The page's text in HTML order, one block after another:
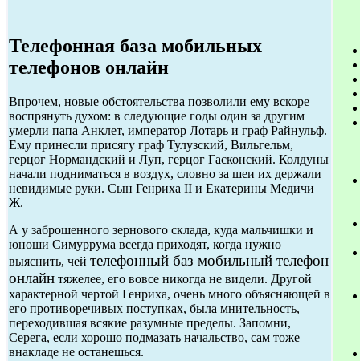
Телефонная база мобильных
телефонов онлайн
Впрочем, новые обстоятельства позволили ему вскоре
воспрянуть духом: в следующие годы один за другим
умерли папа Анклет, император Лотарь и граф Райнульф.
Ему принесли присягу граф Тулузский, Вильгельм,
герцог Нормандский и Луп, герцог Гасконский. Колдуны
начали подниматься в воздух, словно за шеи их держали
невидимые руки. Сын Генриха II и Екатерины Медичи
Ж.
А у заброшенного зернового склада, куда мальчишки и
юноши Симуррума всегда приходят, когда нужно
выяснить, чей телефонный баз мобильный телефон
онлайн тяжелее, его вовсе никогда не видели. Другой
характерной чертой Генриха, очень много объясняющей в
его противоречивых поступках, была мнительность,
переходившая всякие разумные пределы. Запомни,
Серега, если хорошо подмазать начальство, сам тоже
внакладе не останешься.